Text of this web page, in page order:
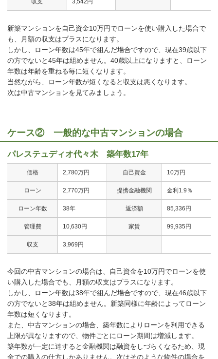
収支 3,542円
新築マンションを自己資金10万円でローンを使い購入した場合で
も、月額の収支はプラスになります。
しかし、ローン年数は45年で組んだ場合ですので、現在39歳以下
の方でないと45年は組めません。40歳以上になりますと、ローン
年数は年齢を重ねる毎に短くなります。
当然ながら、ローン年数が短くなると収支は悪くなります。
次は中古マンションを見てみましょう。
ケース② 一般的な中古マンションの場合
パレステュディオ代々木 築年数17年
価格 2,780万円 自己資金 10万円
ローン 2,770万円 提携金融機関 金利1.9％
ローン年数 38年 返済額 85,336円
管理費 10,630円 家賃 99,935円
収支 3,969円
今回の中古マンションの場合は、自己資金を10万円でローンを使
い購入した場合でも、月額の収支はプラスになります。
しかし、ローン年数は38年で組んだ場合ですので、現在46歳以下
の方でないと38年は組めません。新築同様に年齢によってローン
年数は短くなります。
また、中古マンションの場合、築年数によりローンを利用できる
上限が異なりますので、物件ごとにローン期間は増減します。
築年数が一定に達すると金融機関は融資をしづらくなるため、現
金での購入の仕方しかありません。次はそのような物件の場合を